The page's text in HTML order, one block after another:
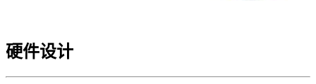
硬件设计